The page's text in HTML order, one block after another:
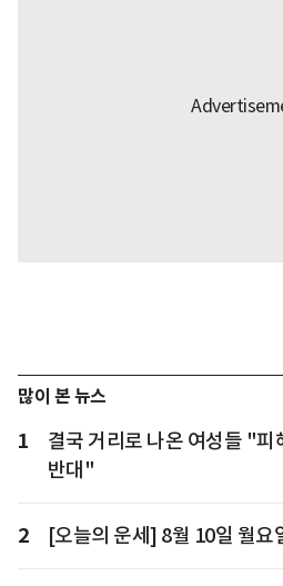
많이 본 뉴스
1
결국 거리로 나온 여성들 "피
반대"
2 [오늘의 운세] 8월 10일 월요